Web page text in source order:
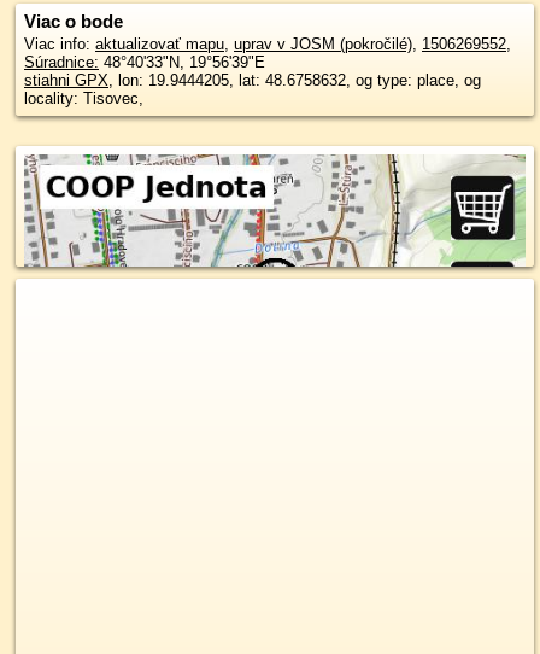
Viac o bode
Viac info: aktualizovať mapu, uprav v JOSM (pokročilé), 1506269552,
Súradnice: 48°40'33"N, 19°56'39"E
stiahni GPX, lon: 19.9444205, lat: 48.6758632, og type: place, og
locality: Tisovec,